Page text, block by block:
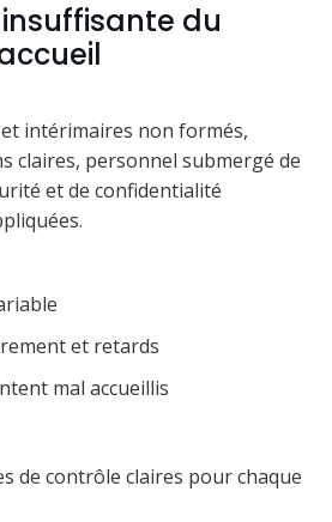
du
intérimaires non formés,
claires, personnel submergé de
et de confidentialité
et retards
mal accueillis
de contrôle claires pour chaque